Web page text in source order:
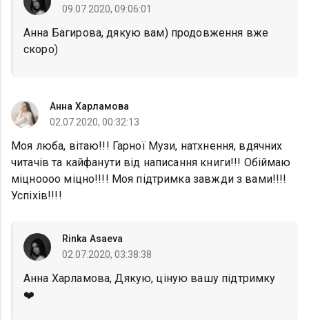
09.07.2020, 09:06:01
Анна Багирова, дякую вам) продовження вже
скоро)
Анна Харламова
02.07.2020, 00:32:13
Моя люба, вітаю!!! Гарної Музи, натхнення, вдячних
читачів та кайфанути від написання книги!!! Обіймаю
міцноооо міцно!!!! Моя підтримка завжди з вами!!!!
Успіхів!!!!
Rinka Asaeva
02.07.2020, 03:38:38
Анна Харламова, Дякую, ціную вашу підтримку
❤️